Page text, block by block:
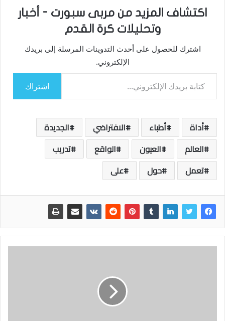
اكتشاف المزيد من مربى سبورت - أخبار
وتحليلات كرة القدم
اشترك للحصول على أحدث التدوينات المرسلة إلى بريدك
الإلكتروني.
كتابة بريدك الإلكتروني...
اشتراك
أداة أطباء الافتراضي
الجديدة
العالم
العيون الواقع
تدريب
تعمل
حول على